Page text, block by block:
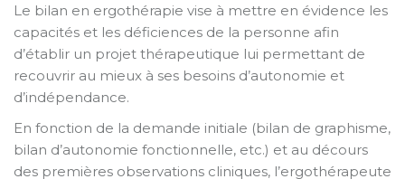
Le bilan en ergothérapie vise à mettre en évidence les
capacités et les déficiences de la personne afin
d’établir un projet thérapeutique lui permettant de
recouvrir au mieux à ses besoins d’autonomie et
d’indépendance.
En fonction de la demande initiale (bilan de graphisme,
bilan d’autonomie fonctionnelle, etc.) et au décours
des premières observations cliniques, l’ergothérapeute